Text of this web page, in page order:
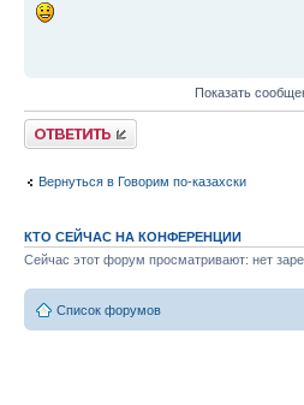
Показать
Ответить
Вернуться в Говорим по-казахски
КТО СЕЙЧАС НА КОНФЕРЕНЦИИ
Сейчас этот форум просматривают: нет
Список форумов